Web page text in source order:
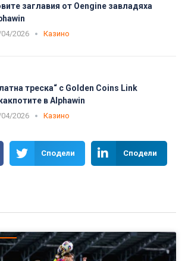
заглавия от Oengine завладяха
2026 Казино
треска“ с Golden Coins Link
в Alphawin
2026 Казино
Сподели Сподели